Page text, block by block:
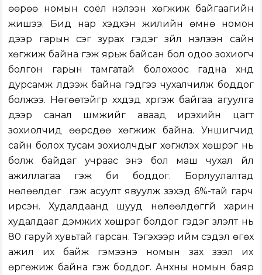
өөрөө номын соёл нэлээн хөгжиж байгаагийн
жишээ. Бид нар хэдхэн жилийн өмнө номон
дээр гарын үсэг зурах гэдэг зүйл нэлээн сайн
хөгжиж байна гэж ярьж байсан бол одоо зохиогч
болгон гарын тамгатай болохоос гадна хүнд
дурсамж үлдээж байна гэдгээ чухалчилж боддог
болжээ. Нөгөөтэйгүүр хүүхдэд хүргэж байгаа агуулга
дээр санал шүүмжийг аваад ирэхийн цагт
зохиолчид өөрсдөө хөгжиж байна. Уншигчид
сайн болох тусам зохиолчдыг хөгжүүлэх хөшүүрэг нь
болж байдаг учраас энэ бол маш чухал үйл
ажиллагаа гэж би боддог. Борлуулалтад
нөлөөлдөг үү гэж асуулт явуулж үзэхэд 6%-тай гарч
ирсэн. Худалдаанд шууд нөлөөлдөггүй харин
худалдааг дэмжих хөшүүрэг болдог гэдэг үзүүлэлт нь
80 гаруй хувьтай гарсан. Тэгэхээр ийм сэдэл өгөх
ажил их байж гэмээнэ номын зах зээл их
өргөжиж байна гэж боддог. Анхны номын баяр